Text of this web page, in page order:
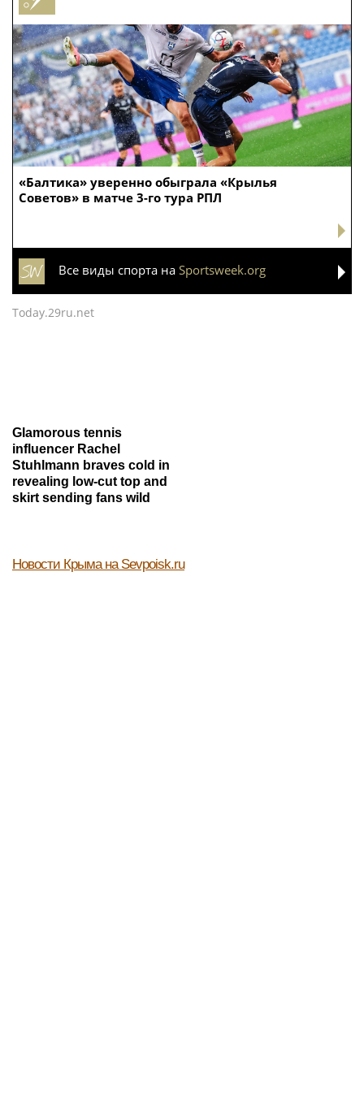
«Балтика» уверенно обыграла «Крылья
Советов» в матче 3-го тура РПЛ
Все виды спорта на Sportsweek.org
Today.29ru.net
Glamorous tennis
influencer Rachel
Stuhlmann braves cold in
revealing low-cut top and
skirt sending fans wild
Новости Крыма на Sevpoisk.ru